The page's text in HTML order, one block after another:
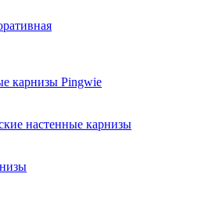
карнизы Pingwie
настенные карнизы